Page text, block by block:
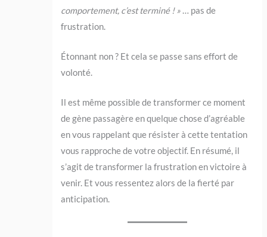
comportement, c’est terminé ! » … pas de
frustration.
Étonnant non ? Et cela se passe sans effort de
volonté.
Il est même possible de transformer ce moment
de gène passagère en quelque chose d’agréable
en vous rappelant que résister à cette tentation
vous rapproche de votre objectif. En résumé, il
s’agit de transformer la frustration en victoire à
venir. Et vous ressentez alors de la fierté par
anticipation.